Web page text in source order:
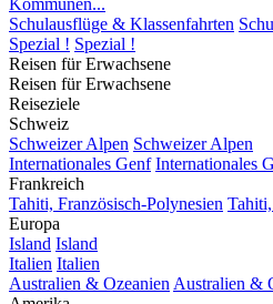
Schulausflüge & Klassenfahrten
Spezial ! Spezial !
Reisen für Erwachsene
Reisen für Erwachsene
Reiseziele
Schweiz
Schweizer Alpen Schweizer Alpen
Internationales Genf Internationales
Frankreich
Tahiti, Französisch-Polynesien
Europa
Island Island
Italien Italien
Australien & Ozeanien Australien &